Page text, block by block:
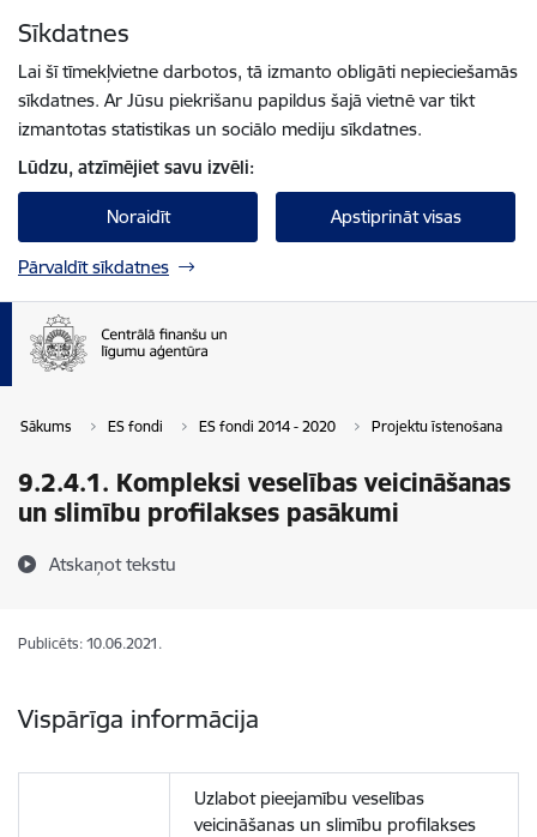
Sīkdatnes
Lai šī tīmekļvietne darbotos, tā izmanto obligāti nepieciešamās
sīkdatnes. Ar Jūsu piekrišanu papildus šajā vietnē var tikt
izmantotas statistikas un sociālo mediju sīkdatnes.
Lūdzu, atzīmējiet savu izvēli:
Noraidīt Apstiprināt visas
Pārvaldīt sīkdatnes
Sākums ES fondi ES fondi 2014 - 2020 Projektu īstenošana
9.2.4.1. Kompleksi veselības veicināšanas
un slimību profilakses pasākumi
Atskaņot tekstu
Publicēts: 10.06.2021.
Vispārīga informācija
Uzlabot pieejamību veselības
veicināšanas un slimību profilakses